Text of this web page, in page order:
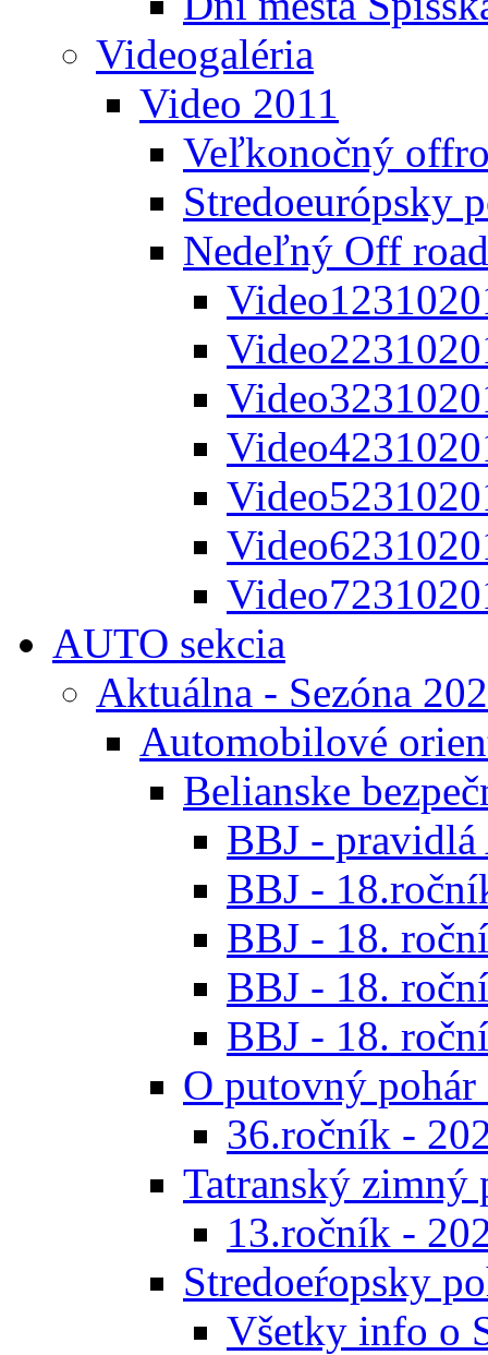
Videogaléria
Video 2011
Veľkonočný
Stredoeurópsky
Nedeľný Off
AUTO sekcia
Aktuálna - Sezóna
Automobilové
Belianske
BBJ - pravidlá
BBJ -
BBJ - 18.
BBJ - 18.
BBJ - 18.
O putovný
36.ročník -
Tatranský zimný
13.ročník -
Stredoeŕopsky
Všetky info o